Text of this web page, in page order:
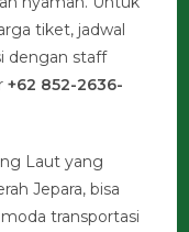
tiket, jadwal
dengan staff
+62 852-2636-
Laut yang
Jepara, bisa
transportasi